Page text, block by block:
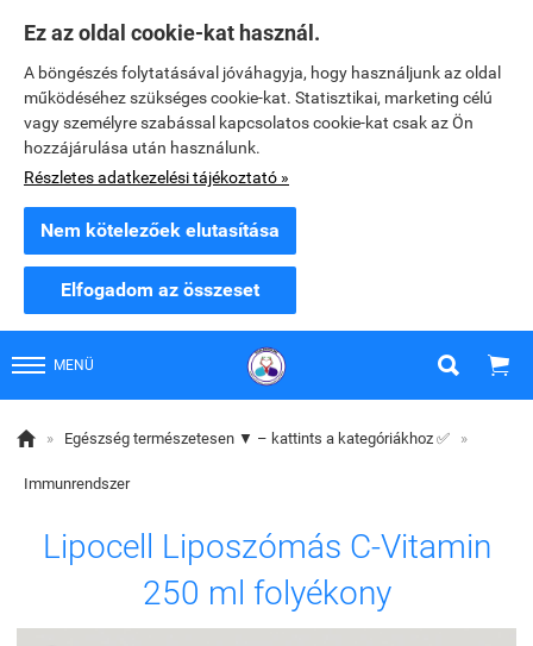
Ez az oldal cookie-kat használ.
A böngészés folytatásával jóváhagyja, hogy használjunk az oldal
működéséhez szükséges cookie-kat. Statisztikai, marketing célú
vagy személyre szabással kapcsolatos cookie-kat csak az Ön
hozzájárulása után használunk.
Részletes adatkezelési tájékoztató »
Nem kötelezőek elutasítása
Elfogadom az összeset
MENÜ  
 » Egészség természetesen ▼ – kattints a kategóriákhoz ✅ »
Immunrendszer
Lipocell Liposzómás C-Vitamin
250 ml folyékony